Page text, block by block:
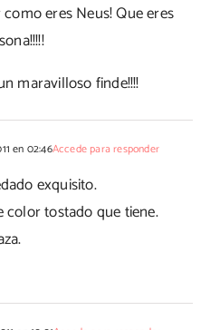
eres Neus! Que eres
maravilloso finde!!!!
en 02:46Accede para responder
exquisito.
color tostado que tiene.